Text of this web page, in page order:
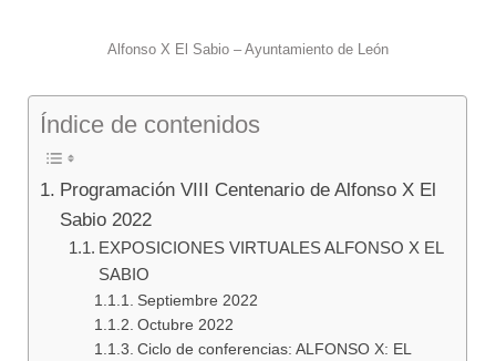
Alfonso X El Sabio – Ayuntamiento de León
Índice de contenidos
Programación VIII Centenario de Alfonso X El
Sabio 2022
EXPOSICIONES VIRTUALES ALFONSO X EL
SABIO
Septiembre 2022
Octubre 2022
Ciclo de conferencias: ALFONSO X: EL